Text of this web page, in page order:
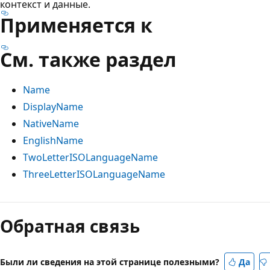
контекст и данные.
Применяется к
См. также раздел
Name
DisplayName
NativeName
EnglishName
TwoLetterISOLanguageName
ThreeLetterISOLanguageName
Режим
чтения
выключен
Обратная связь
Были ли сведения на этой странице полезными? Да